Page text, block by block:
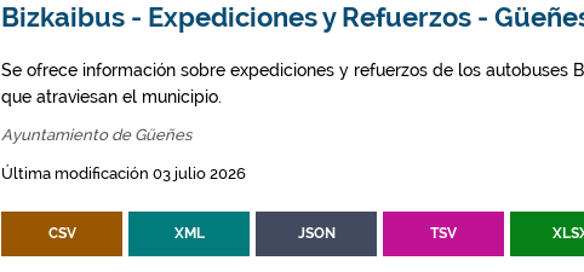
Bizkaibus - Expediciones y Refuerzos -
Se ofrece información sobre expediciones y refuerzos de los autobuses
que atraviesan el municipio.
Ayuntamiento de Güeñes
Última modificación 03 julio 2026
CSV XML JSON TSV